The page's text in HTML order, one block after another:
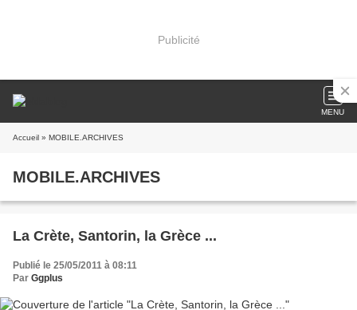
Publicité
MENU
Accueil » MOBILE.ARCHIVES
MOBILE.ARCHIVES
La Crète, Santorin, la Grèce ...
Publié le 25/05/2011 à 08:11
Par Ggplus